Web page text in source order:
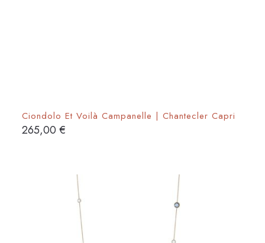
Ciondolo Et Voilà Campanelle | Chantecler Capri
265,00€